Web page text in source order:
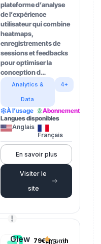
plateforme d’analyse
de l’expérience
utilisateur qui combine
heatmaps,
enregistrements de
sessions et feedbacks
pour optimiser la
conception d…
Analytics &
Data
4+
À l’usage
Abonnement
Langues disponibles
Anglais
Français
En savoir plus
Visiter le
site
Glew 79€/month
4.5(202